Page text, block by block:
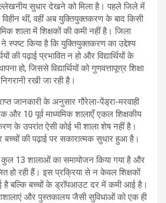
सुधार देखने को मिला है। पहले जिले में
थीं, वहीं अब युक्तियुक्तकरण के बाद किसी
शाला में शिक्षकों की कमी नहीं है। जिला
स्पष्ट किया है कि युक्तियुक्तकरण का उद्देश्य
की पढ़ाई प्रभावित न हो और विद्यार्थियों के
हो, जिससे विद्यार्थियों को गुणवत्तापूण्र शिक्षा
रखी जा रही है।
जानकारी के अनुसार गौरेला-पेंड्रा-मरवाही
और 10 पूर्व माध्यमिक शालाएँ एकल शिक्षकीय
के उपरांत ऐसी कोई भी शाला शेष नहीं है।
बच्चों की पढ़ाई पर सकारात्मक सुधार हुआ है।
13 शालाओं का समायोजन किया गया है और
हो रही हैं। इस प्रक्रिया से न केवल शिक्षकों
है बल्कि बच्चों के ड्रॉपआउट दर में कमी आई है।
और पुस्तकालय जैसी सुविधाओं को एक ही